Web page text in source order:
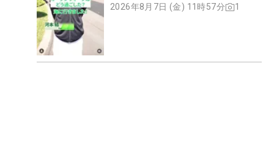
2026年8月7日 (金) 11時57分 1